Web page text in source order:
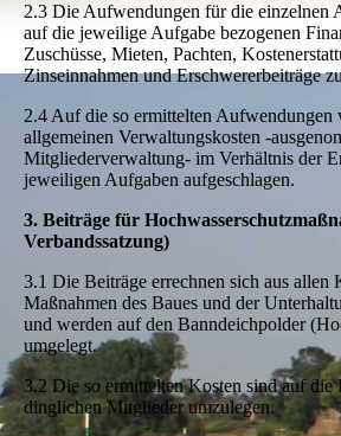
2.3 Die Aufwendungen für die einzelnen
auf die jeweilige Aufgabe bezogenen
Zuschüsse, Mieten, Pachten,
Zinseinnahmen und Erschwererbeiträge
2.4 Auf die so ermittelten Aufwendungen
allgemeinen Verwaltungskosten -
Mitgliederverwaltung- im Verhältnis der
jeweiligen Aufgaben aufgeschlagen.
3. Beiträge für
Verbandssatzung)
3.1 Die Beiträge errechnen sich aus allen
Maßnahmen des Baues und der
und werden auf den Banndeichpolder
umgelegt.
3.2 Die so ermittelten Kosten sind auf die
dinglichen Mitglieder umzulegen.